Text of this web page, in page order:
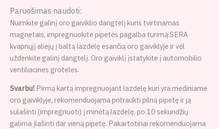
Paruošimas naudoti:
Nuimkite galinį oro gaiviklio dangtelį kuris tvirtinamas
magnetais, impregnuokite pipetės pagalba turimą SERA
kvapnųjį aliejų į baltą lazdelę esančią oro gaiviklyje ir vėl
uždenkite galinį dangtelį. Oro gaiviklį įstatykite į automobilio
ventiliacines groteles.
Svarbu! Pirmą kartą impregnuojant lazdelę kuri yra mediniame
oro gaiviklyje, rekomenduojama pritraukti pilną pipetę ir ją
sulašinti (impregnuoti) į minėtą lazdelę, po 10 sekundžių
galima įlašinti dar vieną pipetę. Pakartotinai rekomenduojama